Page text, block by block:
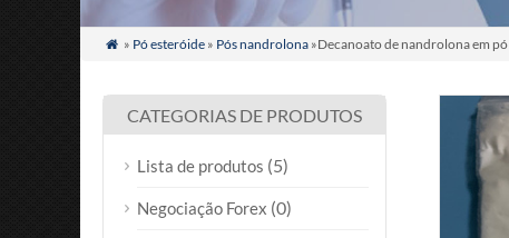
 » Pó esteróide» Pós nandrolona»Decanoato de nandrolona em
CATEGORIAS DE PRODUTOS
Lista de produtos (5)
Negociação Forex (0)